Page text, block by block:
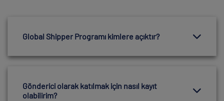
Global Shipper Programı kimlere açıktır?
Gönderici olarak katılmak için nasıl kayıt
olabilirim?